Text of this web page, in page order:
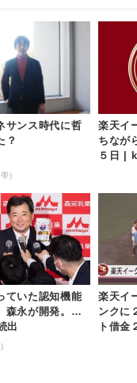
サンス時代に哲
？
)
楽天イ
ちな
５日 |
ていた認知機能
永が開発。感
出
楽天イ
ンクに
ト借